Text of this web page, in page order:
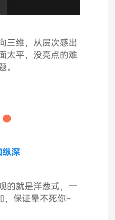
三维，从层次感出
太平，没亮点的难
。
纵深
的就是洋葱式，一
，保证晕不死你~